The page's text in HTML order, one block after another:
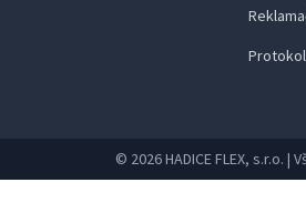
© 2026 HADICE FLEX, s.r.o.